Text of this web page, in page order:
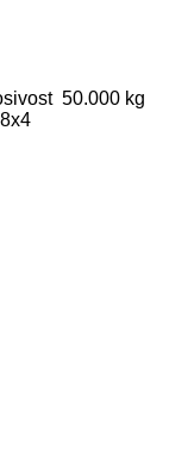
50.000 kg
8x4